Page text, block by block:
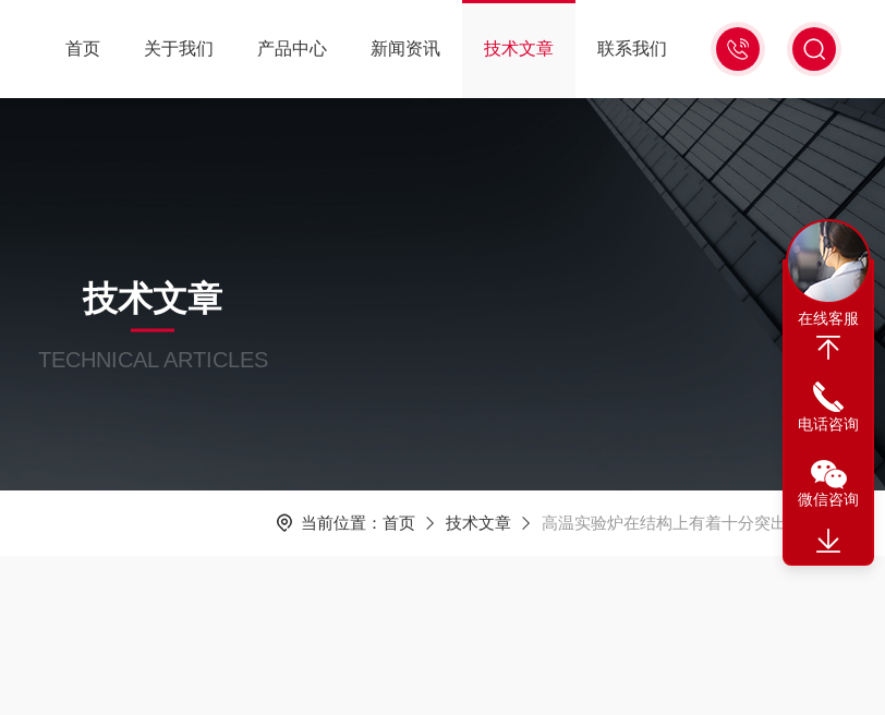
13311665350
首页 关于我们 产品中心 新闻资讯 技术文章 联系我们
技术文章
TECHNICAL ARTICLES
当前位置： 首页 技术文章 高温实验炉在结构上有着十分突出表现
在线客服
电话咨询
微信咨询